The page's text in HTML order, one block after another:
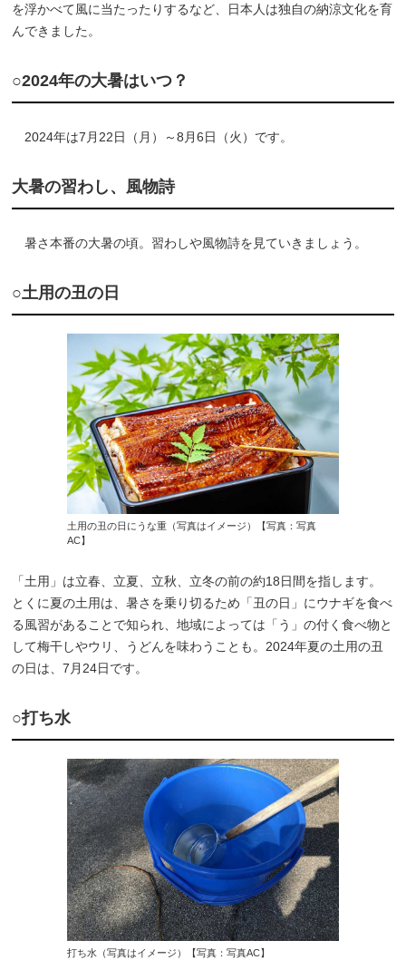
を浮かべて風に当たったりするなど、日本人は独自の納涼文化を育
んできました。
○2024年の大暑はいつ？
2024年は7月22日（月）～8月6日（火）です。
大暑の習わし、風物詩
暑さ本番の大暑の頃。習わしや風物詩を見ていきましょう。
○土用の丑の日
土用の丑の日にうな重（写真はイメージ）【写真：写真
AC】
「土用」は立春、立夏、立秋、立冬の前の約18日間を指します。
とくに夏の土用は、暑さを乗り切るため「丑の日」にウナギを食べ
る風習があることで知られ、地域によっては「う」の付く食べ物と
して梅干しやウリ、うどんを味わうことも。2024年夏の土用の丑
の日は、7月24日です。
○打ち水
打ち水（写真はイメージ）【写真：写真AC】